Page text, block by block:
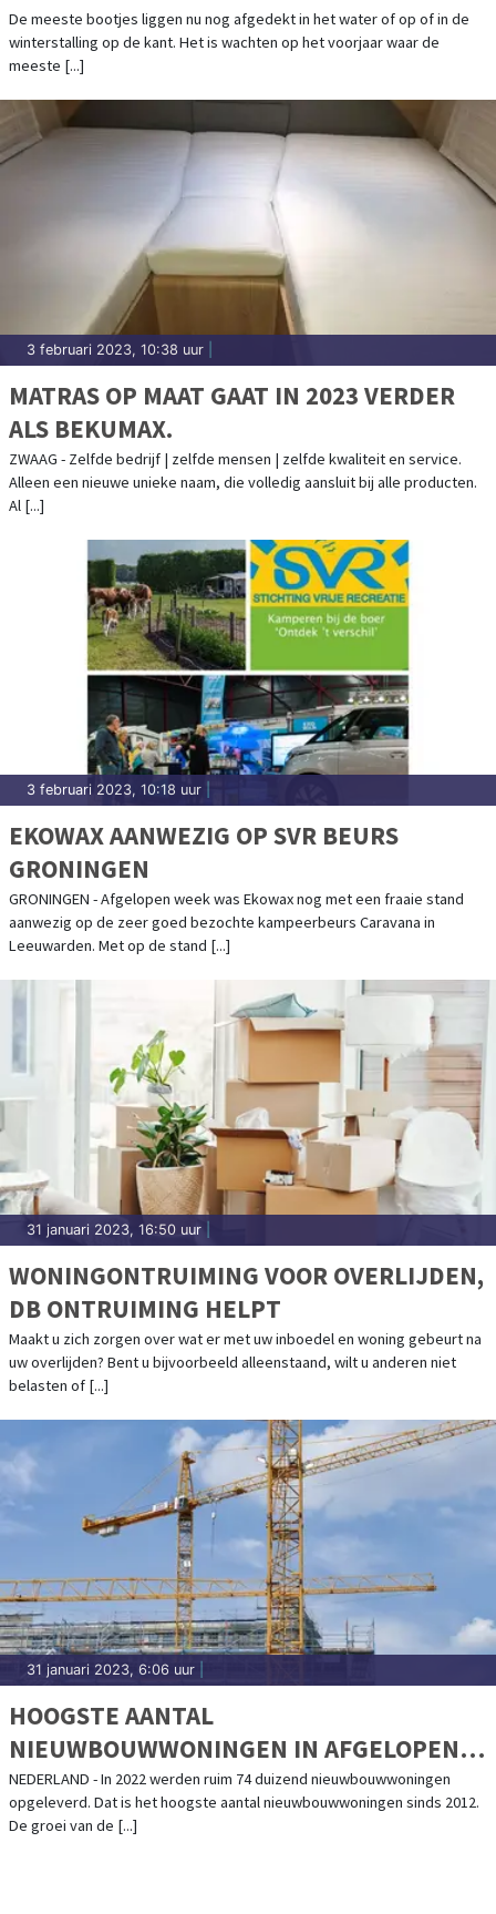
De meeste bootjes liggen nu nog afgedekt in het water of op of in de
winterstalling op de kant. Het is wachten op het voorjaar waar de
meeste [...]
3 februari 2023, 10:38 uur
MATRAS OP MAAT GAAT IN 2023 VERDER
ALS BEKUMAX.
ZWAAG - Zelfde bedrijf | zelfde mensen | zelfde kwaliteit en service.
Alleen een nieuwe unieke naam, die volledig aansluit bij alle producten.
Al [...]
3 februari 2023, 10:18 uur
EKOWAX AANWEZIG OP SVR BEURS
GRONINGEN
GRONINGEN - Afgelopen week was Ekowax nog met een fraaie stand
aanwezig op de zeer goed bezochte kampeerbeurs Caravana in
Leeuwarden. Met op de stand [...]
31 januari 2023, 16:50 uur
WONINGONTRUIMING VOOR OVERLIJDEN,
DB ONTRUIMING HELPT
Maakt u zich zorgen over wat er met uw inboedel en woning gebeurt na
uw overlijden? Bent u bijvoorbeeld alleenstaand, wilt u anderen niet
belasten of [...]
31 januari 2023, 6:06 uur
HOOGSTE AANTAL
NIEUWBOUWWONINGEN IN AFGELOPEN
DECENNIUM
NEDERLAND - In 2022 werden ruim 74 duizend nieuwbouwwoningen
opgeleverd. Dat is het hoogste aantal nieuwbouwwoningen sinds 2012.
De groei van de [...]